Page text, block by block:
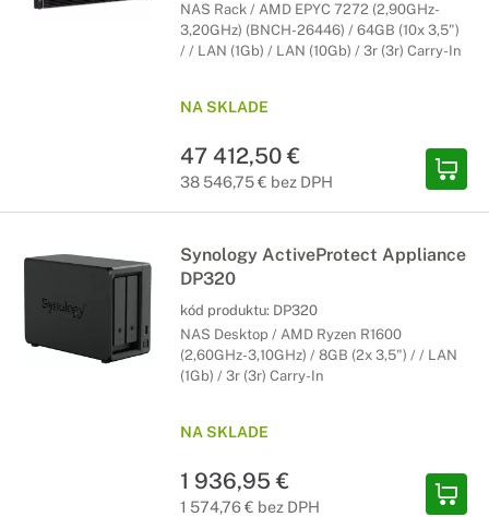
NAS Rack / AMD EPYC 7272 (2,90GHz-
3,20GHz) (BNCH-26446) / 64GB (10x 3,5")
/ / LAN (1Gb) / LAN (10Gb) / 3r (3r) Carry-In
NA SKLADE
47 412,50 €
38 546,75 € bez DPH
Synology ActiveProtect Appliance
DP320
kód produktu: DP320
NAS Desktop / AMD Ryzen R1600
(2,60GHz-3,10GHz) / 8GB (2x 3,5") / / LAN
(1Gb) / 3r (3r) Carry-In
NA SKLADE
1 936,95 €
1 574,76 € bez DPH